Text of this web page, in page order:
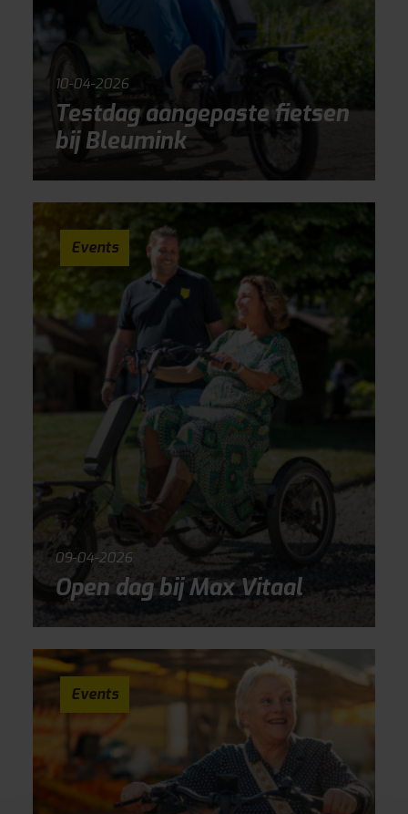
10-04-2026
Testdag aangepaste fietsen
bij Bleumink
Events
09-04-2026
Open dag bij Max Vitaal
Events